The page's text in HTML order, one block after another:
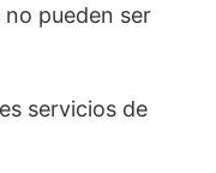
pueden ser
servicios de